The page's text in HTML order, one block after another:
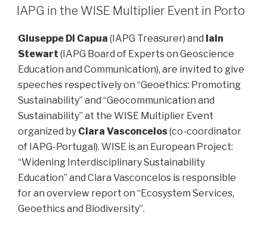
EM
IAPG in the WISE Multiplier Event in Porto
Giuseppe Di Capua (IAPG Treasurer) and Iain
Stewart (IAPG Board of Experts on Geoscience
Education and Communication), are invited to give
speeches respectively on “Geoethics: Promoting
Sustainability” and “Geocommunication and
Sustainability” at the WISE Multiplier Event
organized by Clara Vasconcelos(co-coordinator
of IAPG-Portugal). WISE is an European Project:
“Widening Interdisciplinary Sustainability
Education” and Clara Vasconcelos is responsible
for an overview report on “Ecosystem Services,
Geoethics and Biodiversity”.